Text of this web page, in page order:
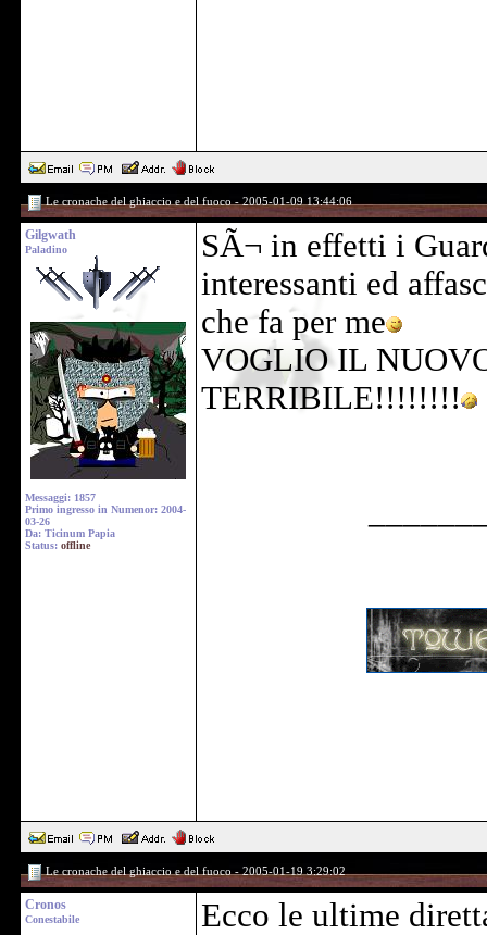
Le cronache del ghiaccio e del fuoco - 2005-01-09 13:44:06
Gilgwath
Paladino
Messaggi: 1857
Primo ingresso in Numenor: 2004-
03-26
Da: Ticinum Papia
Status: offline
SÃ¬ in effetti i
interessanti ed
che fa per me
VOGLIO IL
TERRIBILE!!!!!!!!
Le cronache del ghiaccio e del fuoco - 2005-01-19 3:29:02
Cronos
Conestabile Ecco le ultime